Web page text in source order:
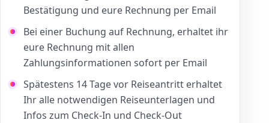
Bestätigung und eure Rechnung per Email
Bei einer Buchung auf Rechnung, erhaltet ihr
eure Rechnung mit allen
Zahlungsinformationen sofort per Email
Spätestens 14 Tage vor Reiseantritt erhaltet
Ihr alle notwendigen Reiseunterlagen und
Infos zum Check-In und Check-Out